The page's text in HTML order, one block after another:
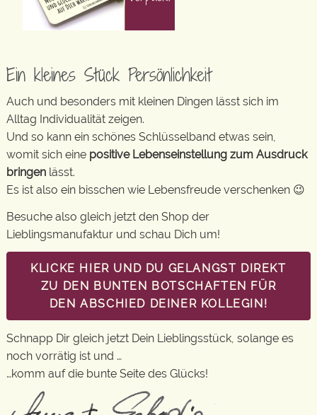
Ein kleines Stück Persönlichkeit
Auch und besonders mit kleinen Dingen lässt sich im
Alltag Individualität zeigen.
Und so kann ein schönes Schlüsselband etwas sein,
womit sich eine positive Lebenseinstellung zum Ausdruck
bringen lässt.
Es ist also ein bisschen wie Lebensfreude verschenken 😉
Besuche also gleich jetzt den Shop der
Lieblingsmanufaktur und schau Dich um!
KLICKE HIER UND DU GELANGST DIREKT
ZU DEN BUNTEN BOTSCHAFTEN FÜR
DEN ABSCHIED DEINER KOLLEGIN!
Schnapp Dir gleich jetzt Dein Lieblingsstück, solange es
noch vorrätig ist und …
…komm auf die bunte Seite des Glücks!